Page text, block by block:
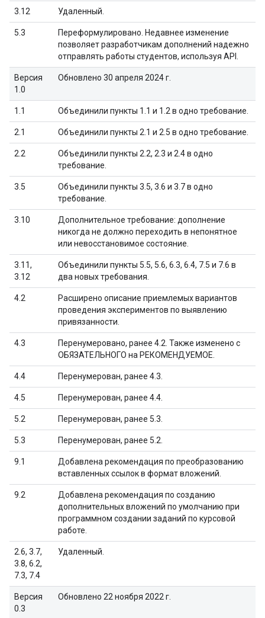
3.12 Удаленный.
5.3
Переформулировано. Недавнее изменение
позволяет разработчикам дополнений надежно
отправлять работы студентов, используя API.
Версия
1.0
Обновлено 30 апреля 2024 г.
1.1 Объединили пункты 1.1 и 1.2 в одно требование.
2.1 Объединили пункты 2.1 и 2.5 в одно требование.
2.2
Объединили пункты 2.2, 2.3 и 2.4 в одно
требование.
3.5
Объединили пункты 3.5, 3.6 и 3.7 в одно
требование.
3.10
Дополнительное требование: дополнение
никогда не должно переходить в непонятное
или невосстановимое состояние.
3.11,
3.12
Объединили пункты 5.5, 5.6, 6.3, 6.4, 7.5 и 7.6 в
два новых требования.
4.2
Расширено описание приемлемых вариантов
проведения экспериментов по выявлению
привязанности.
4.3
Перенумеровано, ранее 4.2. Также изменено с
ОБЯЗАТЕЛЬНОГО на РЕКОМЕНДУЕМОЕ.
4.4 Перенумерован, ранее 4.3.
4.5 Перенумерован, ранее 4.4.
5.2 Перенумерован, ранее 5.3.
5.3 Перенумерован, ранее 5.2.
9.1
Добавлена ​​рекомендация по преобразованию
вставленных ссылок в формат вложений.
9.2
Добавлена ​​рекомендация по созданию
дополнительных вложений по умолчанию при
программном создании заданий по курсовой
работе.
2.6, 3.7,
3.8, 6.2,
7.3, 7.4
Удаленный.
Версия
0.3
Обновлено 22 ноября 2022 г.